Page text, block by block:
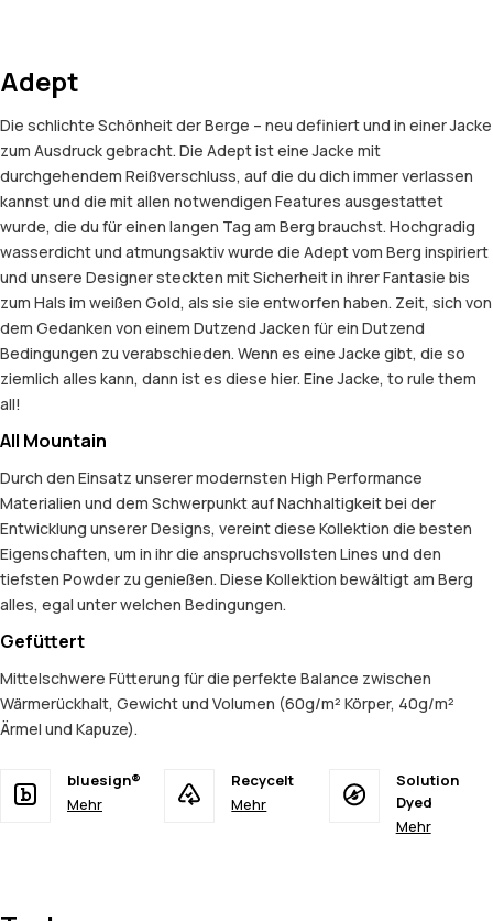
Adept
Die schlichte Schönheit der Berge – neu definiert und in einer Jacke
zum Ausdruck gebracht. Die Adept ist eine Jacke mit
durchgehendem Reißverschluss, auf die du dich immer verlassen
kannst und die mit allen notwendigen Features ausgestattet
wurde, die du für einen langen Tag am Berg brauchst. Hochgradig
wasserdicht und atmungsaktiv wurde die Adept vom Berg inspiriert
und unsere Designer steckten mit Sicherheit in ihrer Fantasie bis
zum Hals im weißen Gold, als sie sie entworfen haben. Zeit, sich von
dem Gedanken von einem Dutzend Jacken für ein Dutzend
Bedingungen zu verabschieden. Wenn es eine Jacke gibt, die so
ziemlich alles kann, dann ist es diese hier. Eine Jacke, to rule them
all!
All Mountain
Durch den Einsatz unserer modernsten High Performance
Materialien und dem Schwerpunkt auf Nachhaltigkeit bei der
Entwicklung unserer Designs, vereint diese Kollektion die besten
Eigenschaften, um in ihr die anspruchsvollsten Lines und den
tiefsten Powder zu genießen. Diese Kollektion bewältigt am Berg
alles, egal unter welchen Bedingungen.
Gefüttert
Mittelschwere Fütterung für die perfekte Balance zwischen
Wärmerückhalt, Gewicht und Volumen (60g/m² Körper, 40g/m²
Ärmel und Kapuze).
bluesign®
Mehr
Recycelt
Mehr
Solution
Dyed
Mehr